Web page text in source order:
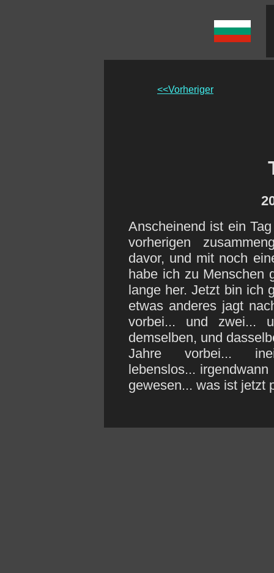
<<Vorheriger
Anscheinend ist ein
vorherigen
davor, und mit noch
habe ich zu Menschen
lange her. Jetzt bin ich
etwas anderes jagt
vorbei... und zwei...
demselben, und
Jahre vorbei...
lebenslos...
gewesen... was ist jetzt